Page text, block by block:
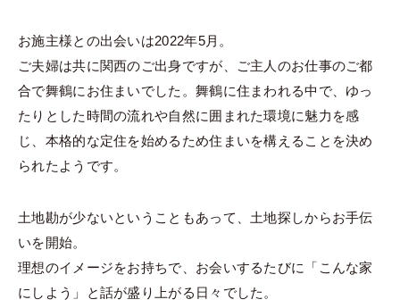
お施主様との出会いは2022年5月。
ご夫婦は共に関西のご出身ですが、ご主人のお仕事のご都
合で舞鶴にお住まいでした。舞鶴に住まわれる中で、ゆっ
たりとした時間の流れや自然に囲まれた環境に魅力を感
じ、本格的な定住を始めるため住まいを構えることを決め
られたようです。
土地勘が少ないということもあって、土地探しからお手伝
いを開始。
理想のイメージをお持ちで、お会いするたびに「こんな家
にしよう」と話が盛り上がる日々でした。